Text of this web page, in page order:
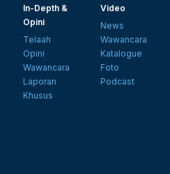
In-Depth &
Opini
Telaah
Opini
Wawancara
Laporan
Khusus
Video
News
Wawancara
Katalogue
Foto
Podcast